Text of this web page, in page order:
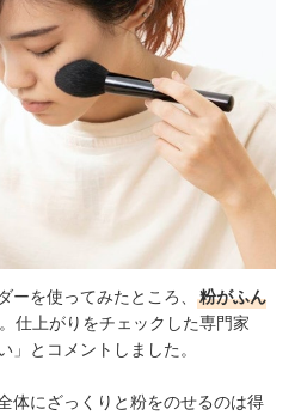
ーを使ってみたところ、
粉がふん
。仕上がりをチェックした専門家
」とコメントしました。
体にざっくりと粉をのせるのは得